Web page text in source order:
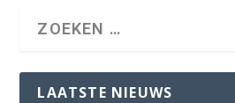
LAATSTE NIEUWS